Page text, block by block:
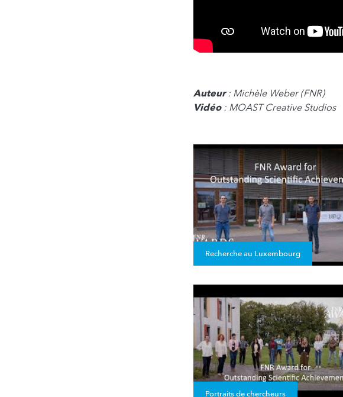
Auteur: Michèle Weber (FNR)
Vidéo: MOAST Creative Studios
Recherche au Luxembourg
Portraits de chercheurs